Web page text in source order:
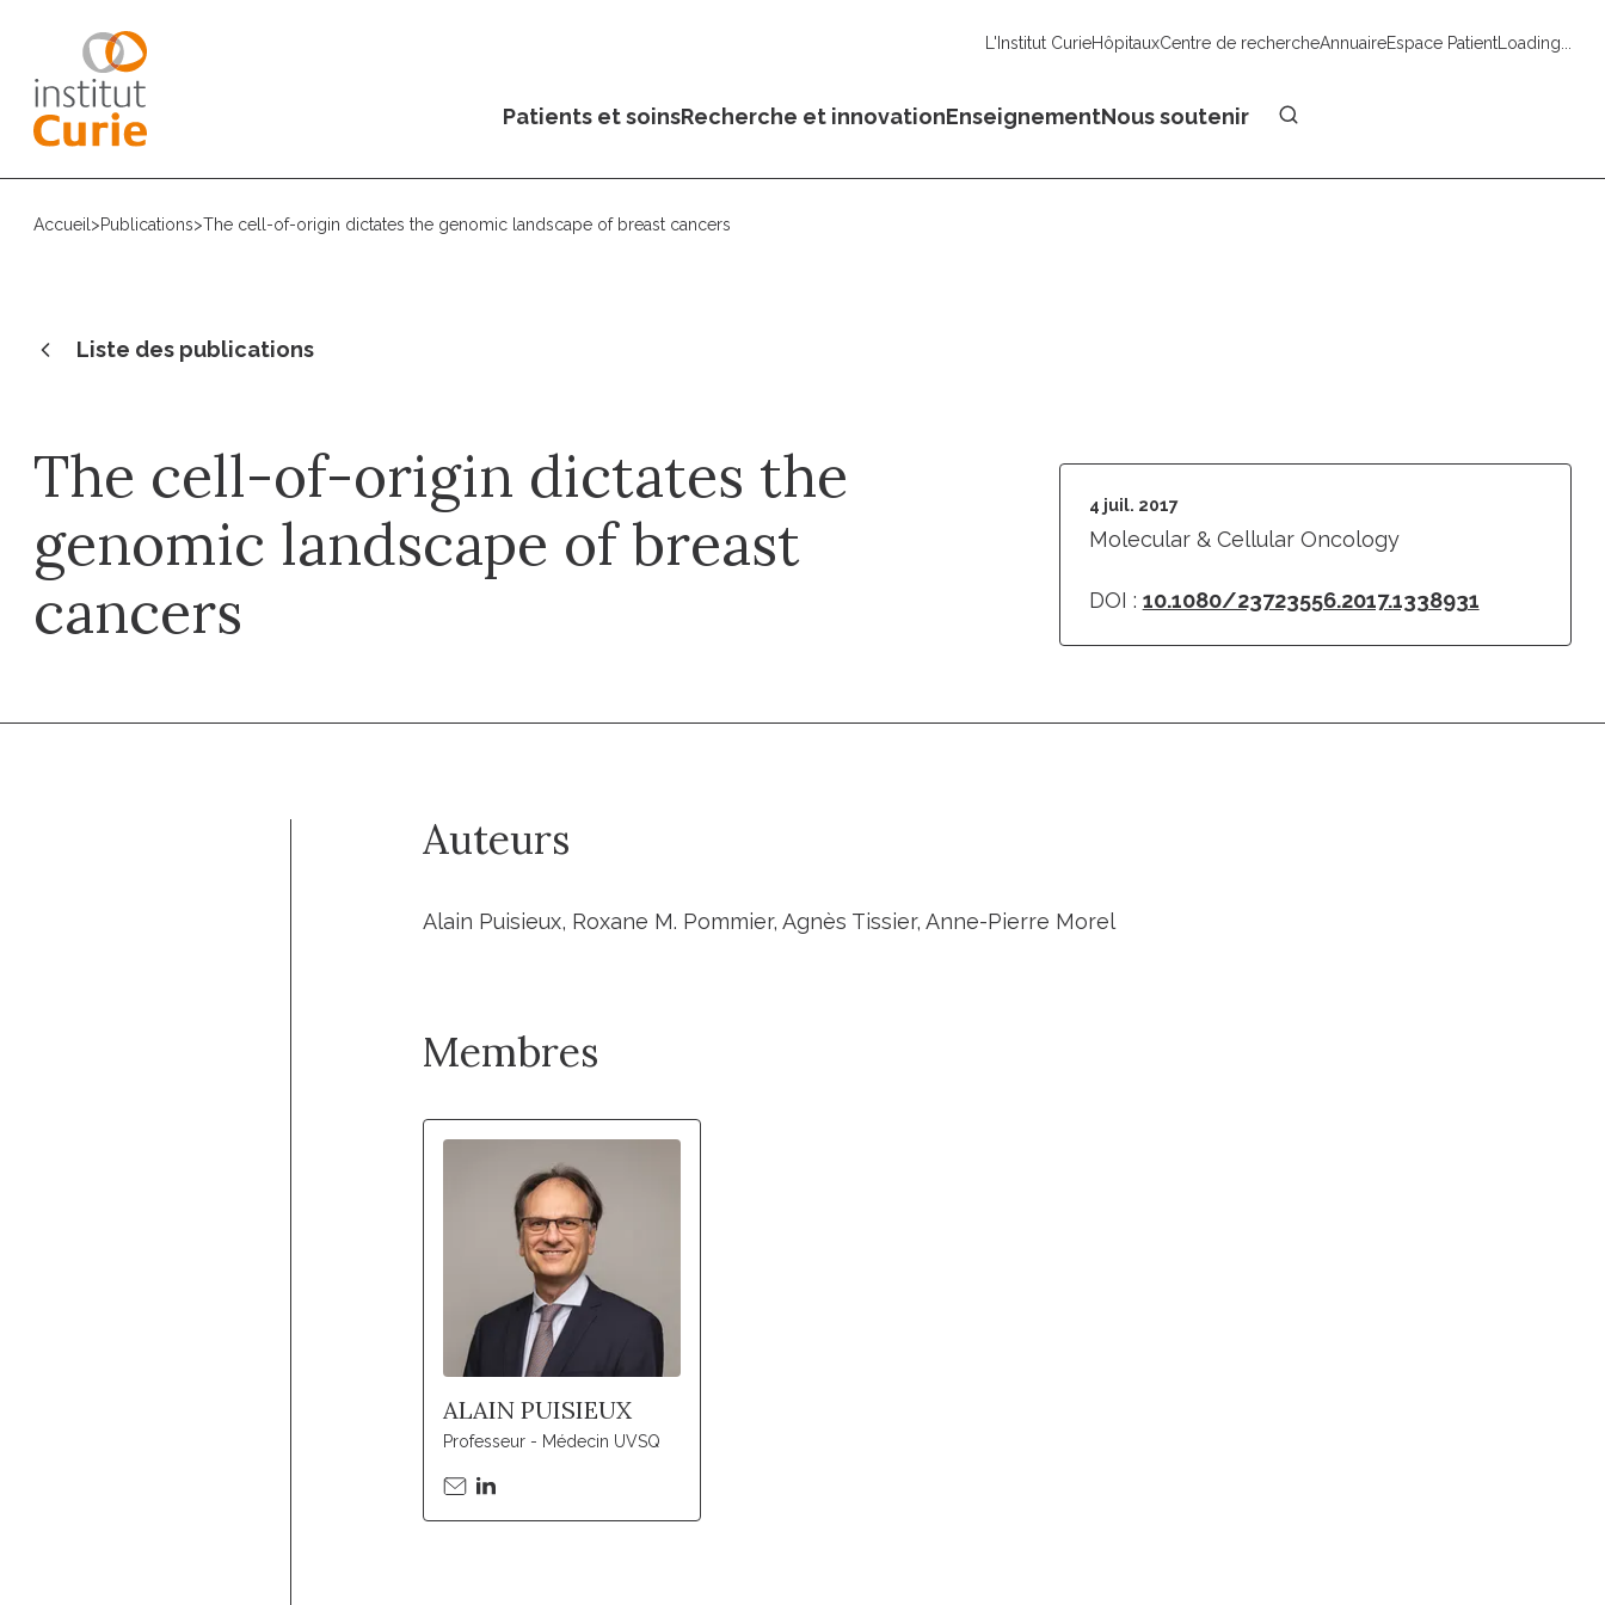
L'Institut CurieHôpitauxCentre de rechercheAnnuaireEspace PatientLoading...
Patients et soinsRecherche et innovationEnseignementNous soutenir
Accueil >Publications>The cell-of-origin dictates the genomic landscape of breast cancers
Liste des publications
The cell-of-origin dictates the
genomic landscape of breast
cancers
4 juil. 2017
Molecular & Cellular Oncology
DOI : 10.1080/23723556.2017.1338931
Auteurs
Alain Puisieux, Roxane M. Pommier, Agnès Tissier, Anne-Pierre Morel
Membres
ALAIN PUISIEUX
Professeur - Médecin UVSQ